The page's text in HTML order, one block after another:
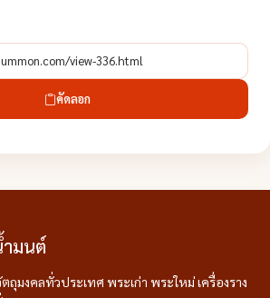
คัดลอก
ำมนต์
ถุมงคลทั่วประเทศ พระเก่า พระใหม่ เครื่องราง